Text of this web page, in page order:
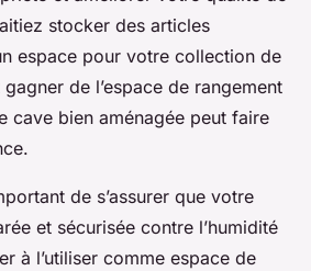
stocker des articles
espace pour votre collection de
de l’espace de rangement
cave bien aménagée peut faire
de s’assurer que votre
et sécurisée contre l’humidité
à l’utiliser comme espace de